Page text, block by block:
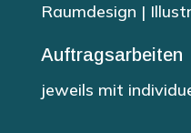
Raumdesign |
Auftragsarbeiten
jeweils mit